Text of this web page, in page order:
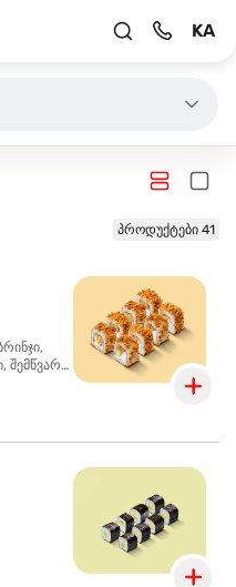
KA
პროდუქტები 41
შემწვარი